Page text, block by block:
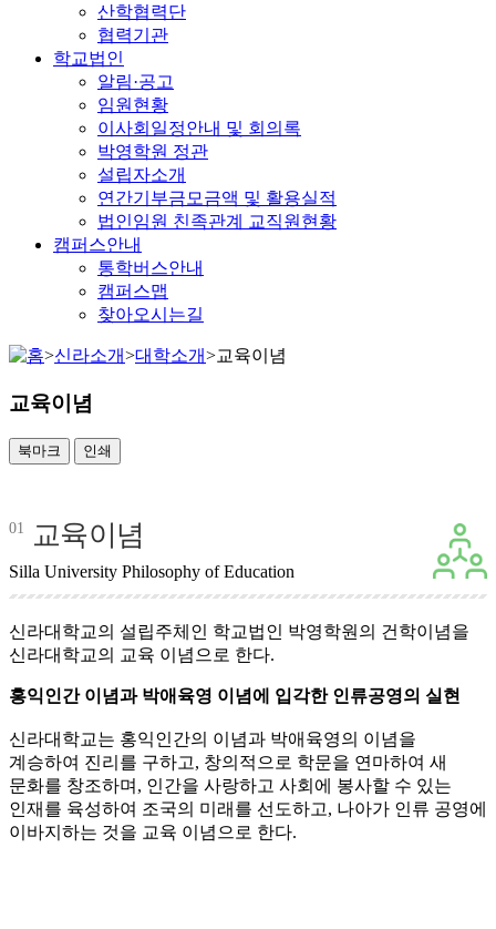
산학협력단
협력기관
학교법인
알림·공고
임원현황
이사회일정안내 및 회의록
박영학원 정관
설립자소개
연간기부금모금액 및 활용실적
법인임원 친족관계 교직원현황
캠퍼스안내
통학버스안내
캠퍼스맵
찾아오시는길
>신라소개>대학소개>교육이념
교육이념
북마크 인쇄
01 교육이념
Silla University Philosophy of Education
신라대학교의 설립주체인 학교법인 박영학원의 건학이념을
신라대학교의 교육 이념으로 한다.
홍익인간 이념과 박애육영 이념에 입각한 인류공영의 실현
신라대학교는 홍익인간의 이념과 박애육영의 이념을
계승하여 진리를 구하고, 창의적으로 학문을 연마하여 새
문화를 창조하며, 인간을 사랑하고 사회에 봉사할 수 있는
인재를 육성하여 조국의 미래를 선도하고, 나아가 인류 공영에
이바지하는 것을 교육 이념으로 한다.